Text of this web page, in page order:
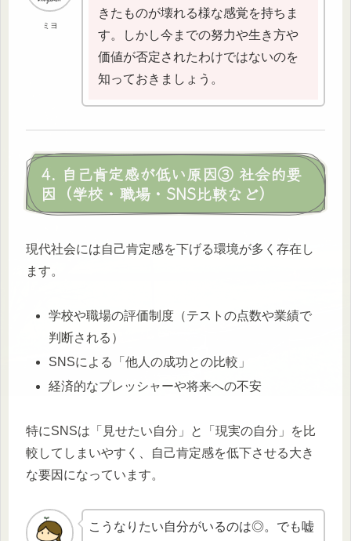
ミヨ
きたものが壊れる様な感覚を持ちま
す。しかし今までの努力や生き方や
価値が否定されたわけではないのを
知っておきましょう。
4. 自己肯定感が低い原因③ 社会的要
因（学校・職場・SNS比較など）
現代社会には自己肯定感を下げる環境が多く存在し
ます。
学校や職場の評価制度（テストの点数や業績で
判断される）
SNSによる「他人の成功との比較」
経済的なプレッシャーや将来への不安
特にSNSは「見せたい自分」と「現実の自分」を比
較してしまいやすく、自己肯定感を低下させる大き
な要因になっています。
こうなりたい自分がいるのは◎。でも嘘